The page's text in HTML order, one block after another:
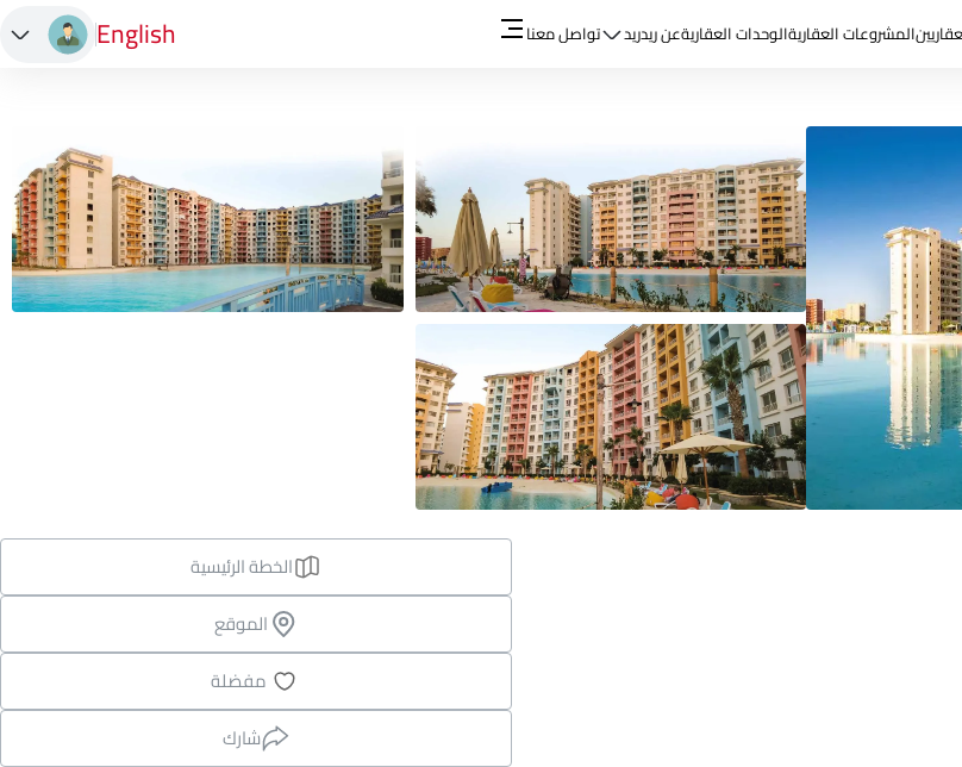
المشروعات العقاريةالوحدات العقاريةعن ريدريد تواصل معنا English
الخطة الرئيسية
الموقع
مفضلة
شارك